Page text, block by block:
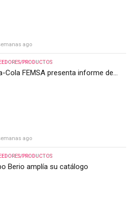
ago
PRODUCTOS
Cola FEMSA presenta informe de
ago
PRODUCTOS
Berio amplía su catálogo